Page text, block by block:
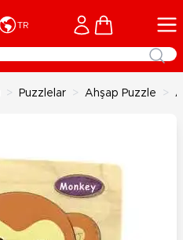
TR Cart
> Puzzlelar > Ahşap Puzzle >